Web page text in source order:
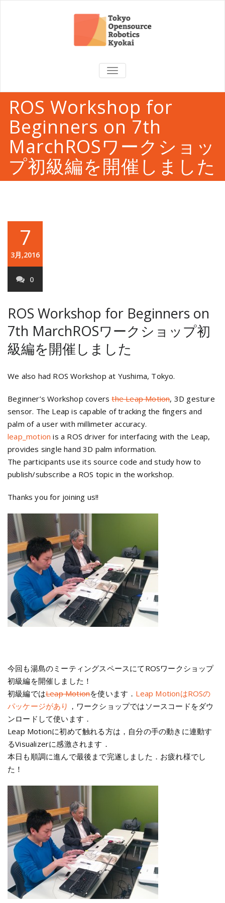
TOGGLE
NAVIGATION
ROS Workshop for
Beginners on 7th
MarchROSワークショッ
プ初級編を開催しました
7
3月,2016
0
ROS Workshop for Beginners on
7th MarchROSワークショップ初
級編を開催しました
We also had ROS Workshop at Yushima, Tokyo.
Beginner’s Workshop coversthe Leap Motion, 3D gesture
sensor. The Leap is capable of tracking the fingers and
palm of a user with millimeter accuracy.
leap_motion is a ROS driver for interfacing with the Leap,
provides single hand 3D palm information.
The participants use its source code and study how to
publish/subscribe a ROS topic in the workshop.
Thanks you for joining us!!
今回も湯島のミーティングスペースにてROSワークショップ
初級編を開催しました！
初級編ではLeap Motionを使います． Leap MotionはROSの
パッケージがあり ，ワークショップではソースコードをダウ
ンロードして使います．
Leap Motionに初めて触れる方は，自分の手の動きに連動す
るVisualizerに感激されます．
本日も順調に進んで最後まで完遂しました．お疲れ様でし
た！